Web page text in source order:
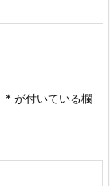
* が付いている欄